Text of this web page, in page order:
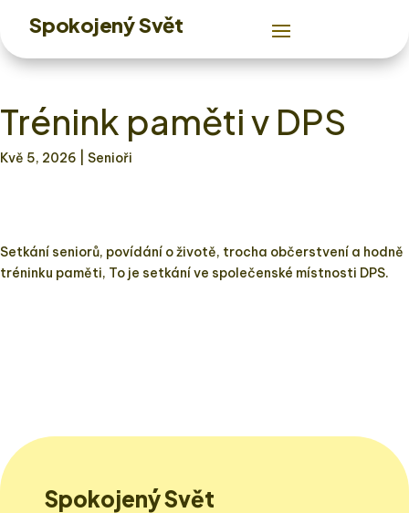
Spokojený Svět
Trénink paměti v DPS
Kvě 5, 2026 | Senioři
Setkání seniorů, povídání o životě, trocha občerstvení a hodně
tréninku paměti, To je setkání ve společenské místnosti DPS.
Spokojený Svět